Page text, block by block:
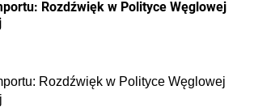
Rozdźwięk w Polityce Węglowej
Rozdźwięk w Polityce Węglowej